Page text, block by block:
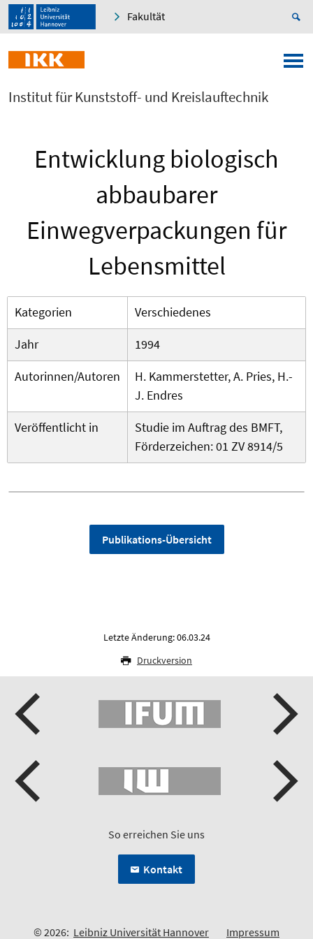
Fakultät
Institut für Kunststoff- und Kreislauftechnik
Entwicklung biologisch
abbaubarer
Einwegverpackungen für
Lebensmittel
Kategorien
Verschiedenes
Jahr
1994
Autorinnen/Autoren
H. Kammerstetter, A. Pries, H.-
J. Endres
Veröffentlicht in
Studie im Auftrag des BMFT,
Förderzeichen: 01 ZV 8914/5
Publikations-Übersicht
Letzte Änderung: 06.03.24
Druckversion
So erreichen Sie uns
Kontakt
© 2026: Leibniz Universität Hannover Impressum